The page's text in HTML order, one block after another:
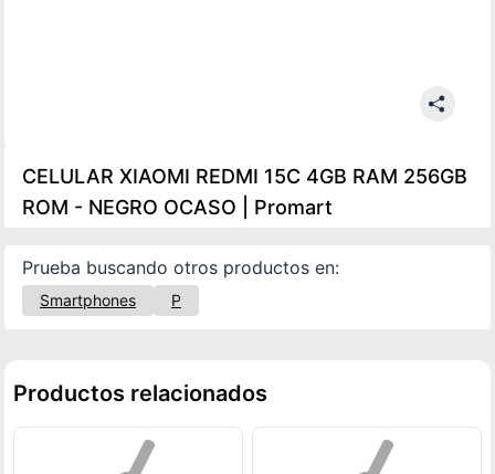
CELULAR XIAOMI REDMI 15C 4GB RAM 256GB
ROM - NEGRO OCASO | Promart
Prueba buscando otros productos en:
Smartphones P
Productos relacionados